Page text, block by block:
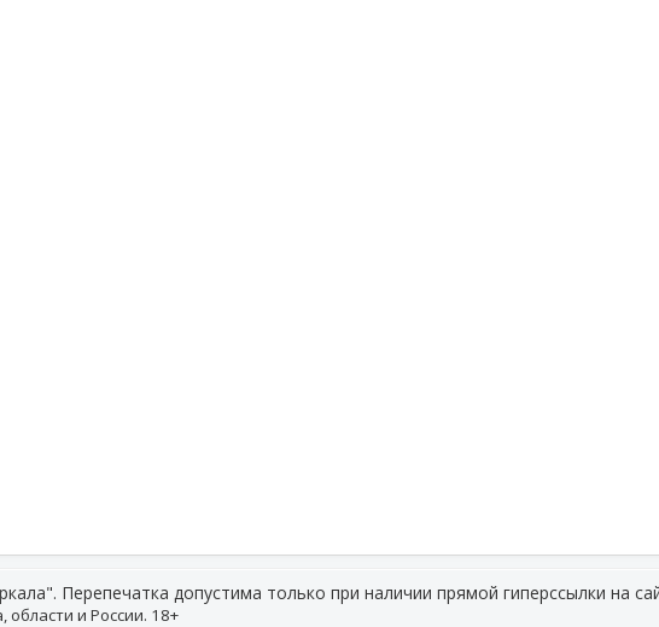
Перепечатка допустима только при наличии прямой гиперссылки на
области и России. 18+